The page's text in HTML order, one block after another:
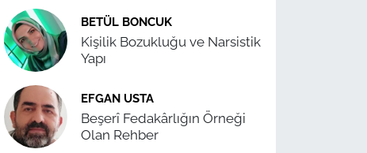
BETÜL BONCUK
Kişilik Bozukluğu ve Narsistik
Yapı
EFGAN USTA
Beşerî Fedakârlığın Örneği
Olan Rehber